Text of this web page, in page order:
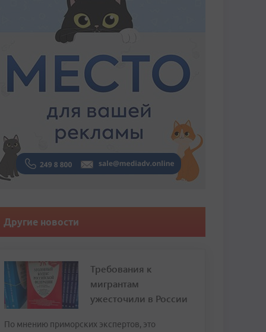
Другие новости
Требования к
мигрантам
ужесточили в России
По мнению приморских экспертов, это